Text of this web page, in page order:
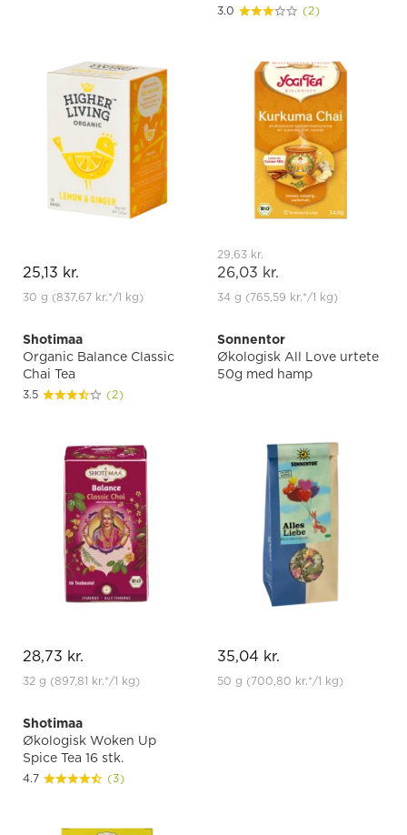
25,13 kr.
30 g (837,67 kr.*/1 kg)
3.0 (2)
29,63 kr.
26,03 kr.
34 g (765,59 kr.*/1 kg)
Shotimaa
Organic Balance Classic
Chai Tea
3.5 (2)
28,73 kr.
32 g (897,81 kr.*/1 kg)
Sonnentor
Økologisk All Love urtete
50g med hamp
35,04 kr.
50 g (700,80 kr.*/1 kg)
Shotimaa
Økologisk Woken Up
Spice Tea 16 stk.
4.7 (3)